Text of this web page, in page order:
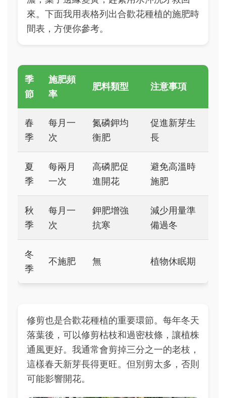
來。下面我用表格列出合歡花種植的施肥時
間表，方便你參考。
季
節
施肥頻
率
肥料類型 注意事項
春
季
每月一
次
氮磷鉀均
衡肥
促進新芽生
長
夏
季
每兩月
一次
高磷肥促
進開花
避免高溫時
施肥
秋
季
每月一
次
鉀肥增強
抗寒
減少用量準
備過冬
冬
季
不施肥 無 植物休眠期
修剪也是合歡花種植的重要環節。每年冬天
落葉後，可以修剪枯枝和過密枝條，讓植株
通風更好。我通常會剪掉三分之一的老枝，
這樣春天新芽長得更旺。但別剪太多，否則
可能影響開花。